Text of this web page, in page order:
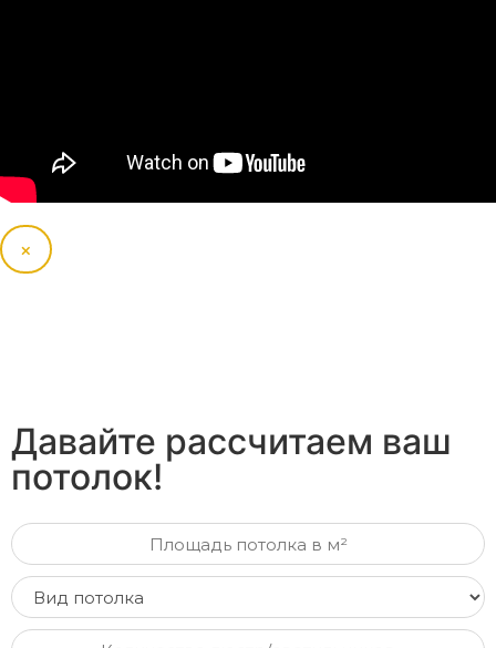
×
Давайте рассчитаем ваш
потолок!